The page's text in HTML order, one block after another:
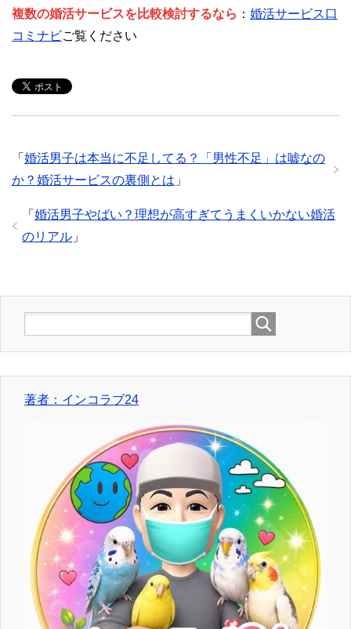
複数の婚活サービスを比較検討するなら ： 婚活サービス口
コミナビご覧ください
「 婚活男子は本当に不足してる？「男性不足」は嘘なの
か？婚活サービスの裏側とは 」
「 婚活男子やばい？理想が高すぎてうまくいかない婚活
のリアル 」
著者：インコラブ24